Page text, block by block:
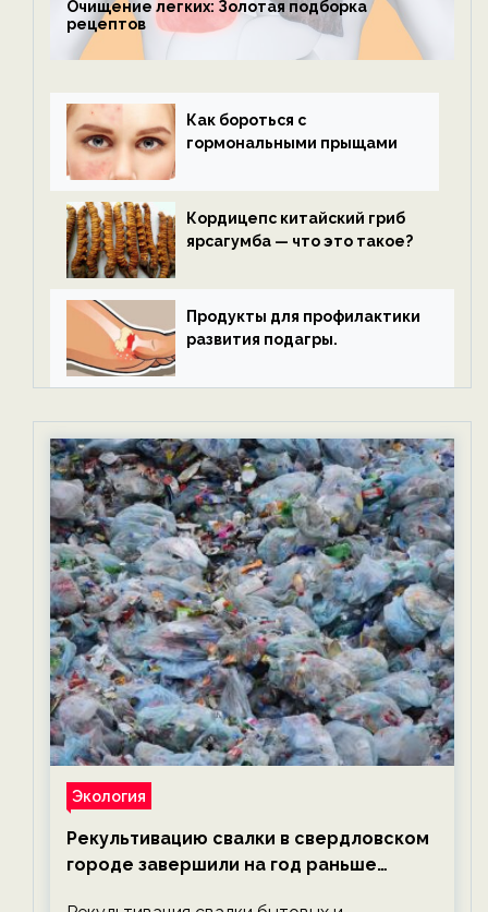
Очищение легких: Золотая подборка
рецептов
Как бороться с
гормональными прыщами
Кордицепс китайский гриб
ярсагумба — что это такое?
Продукты для профилактики
развития подагры.
Экология
Рекультивацию свалки в свердловском
городе завершили на год раньше